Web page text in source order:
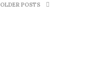
OLDER POSTS